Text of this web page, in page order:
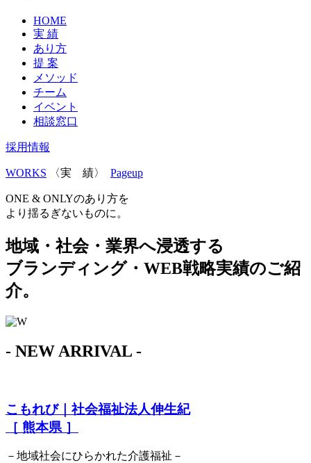
HOME
実 績
あり方
提 案
メソッド
チーム
イベント
相談窓口
採用情報
WORKS 〈実 績〉 Pageup
ONE & ONLYのあり方を
より揺るぎないものに。
地域・社会・業界へ浸透する
ブランディング・WEB戦略実績のご紹
介。
- NEW ARRIVAL -
こもれび｜社会福祉法人伸生紀
［ 熊本県 ］
－地域社会にひらかれた介護福祉－